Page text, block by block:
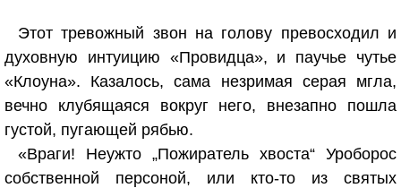
Этот тревожный звон на голову превосходил и
духовную интуицию «Провидца», и паучье чутье
«Клоуна». Казалось, сама незримая серая мгла,
вечно клубящаяся вокруг него, внезапно пошла
густой, пугающей рябью.
«Враги! Неужто „Пожиратель хвоста“ Уроборос
собственной персоной, или кто-то из святых